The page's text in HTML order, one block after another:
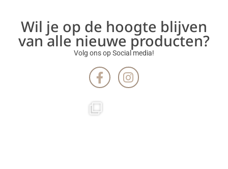
Wil je op de hoogte blijven
van alle nieuwe producten?
Volg ons op Social media!